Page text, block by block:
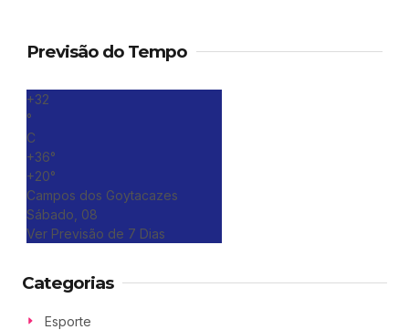
Previsão do Tempo
+32
°
C
+36°
+20°
Campos dos Goytacazes
Sábado, 08
Ver Previsão de 7 Dias
Categorias
Esporte